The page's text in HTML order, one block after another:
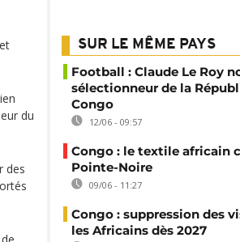
du
des
SUR LE MÊME PAYS
Football : Claude Le Roy
sélectionneur de la
Congo
12/06 - 09:57
Congo : le textile africain
Pointe-Noire
09/06 - 11:27
Congo : suppression des
les Africains dès 2027